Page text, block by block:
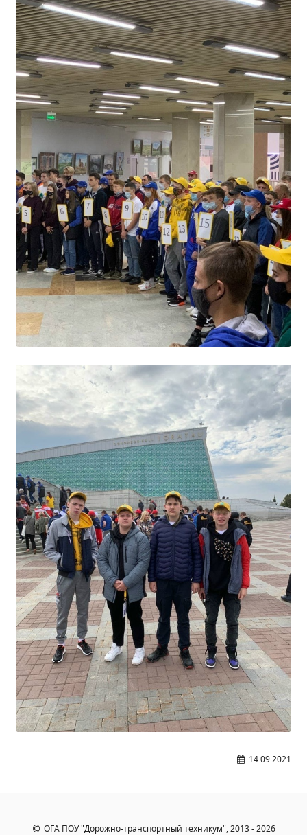
14.09.2021
ОГА ПОУ "Дорожно-транспортный техникум", 2013 - 2026